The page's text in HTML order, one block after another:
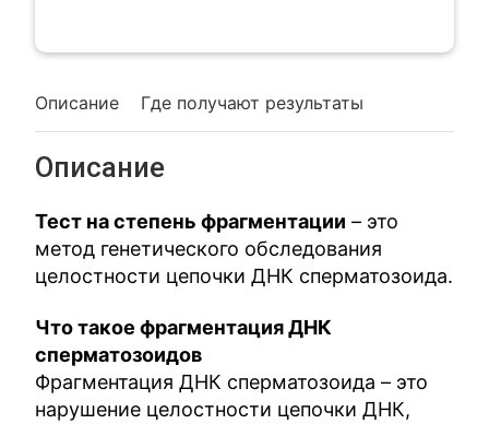
Описание Где получают результаты
Описание
Тест на степень фрагментации – это
метод генетического обследования
целостности цепочки ДНК сперматозоида.
Что такое фрагментация ДНК
сперматозоидов
Фрагментация ДНК сперматозоида – это
нарушение целостности цепочки ДНК,